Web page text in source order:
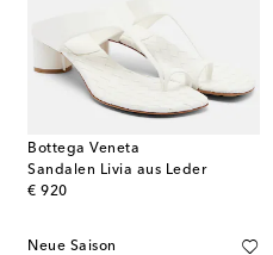
Bottega Veneta
Sandalen Livia aus Leder
€ 920
original price
Neue Saison